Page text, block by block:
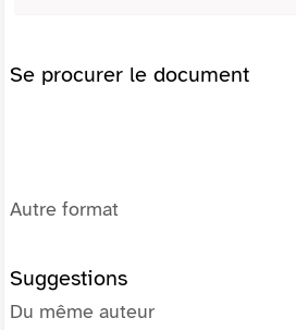
Se procurer le document
Autre format
Suggestions
Du même auteur